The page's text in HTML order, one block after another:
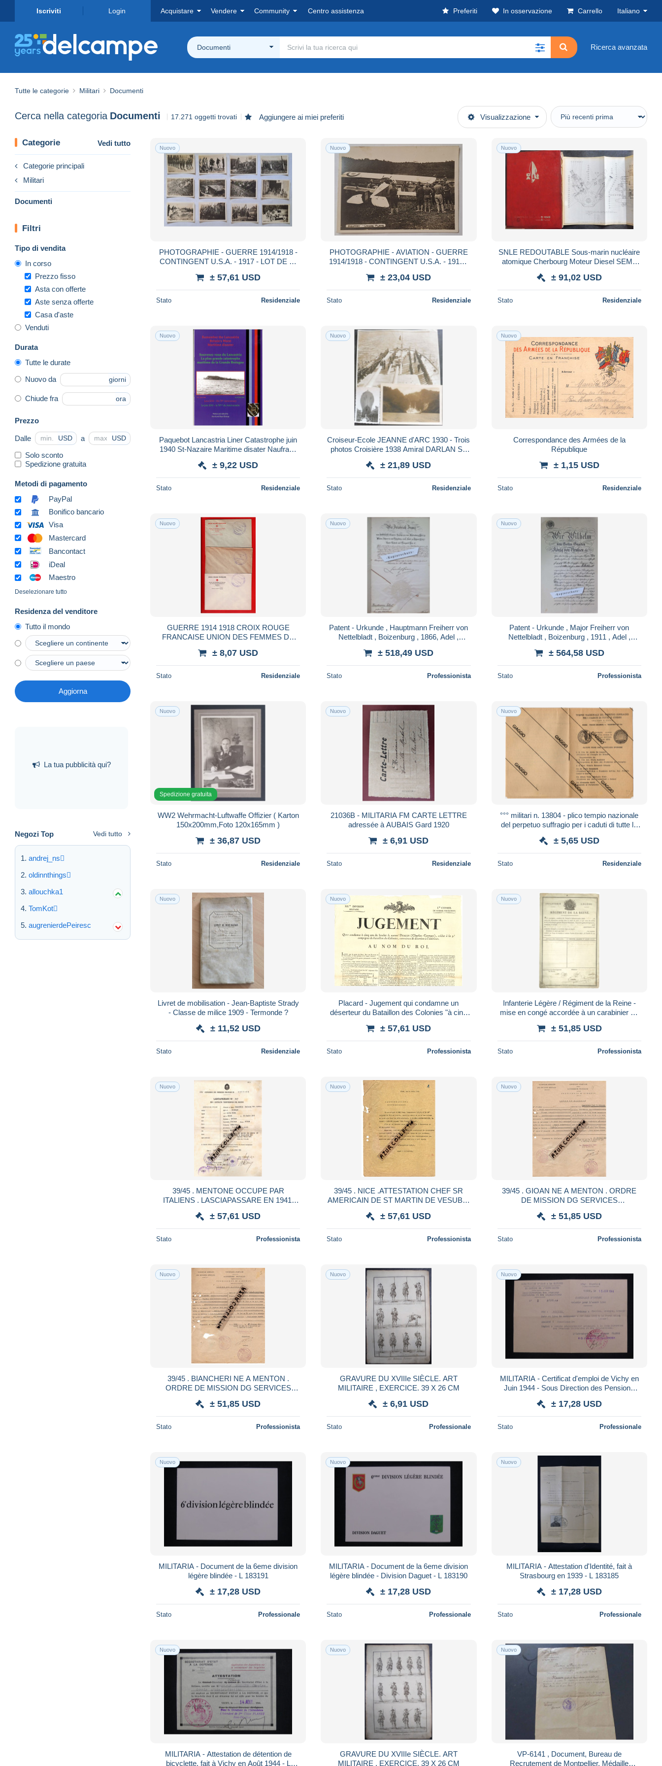
Iscriviti Login Acquistare Vendere Community Centro assistenza Preferiti In osservazione Carrello Italiano
Documenti Ricerca avanzata
Tutte le categorie Militari Documenti
Cerca nella categoria Documenti 17.271 oggetti trovati Aggiungere ai miei preferiti Visualizzazione
Categorie Vedi tutto
Categorie principali
Militari
Documenti
Filtri
Tipo di vendita
In corso
Prezzo fisso
Asta con offerte
Aste senza offerte
Casa d'aste
Venduti
Durata
Tutte le durate
Nuovo da giorni
Chiude fra ora
Prezzo
Dalle USD a USD
Solo sconto
Spedizione gratuita
Metodi di pagamento
PayPal
Bonifico bancario
Visa
Mastercard
Bancontact
iDeal
Maestro
Deselezionare tutto
Residenza del venditore
Tutto il mondo
Aggiorna
La tua pubblicità qui?
Negozi Top Vedi tutto
andrej_ns
oldinnthings
allouchka1
TomKot
augrenierdePeiresc
Nuovo
PHOTOGRAPHIE - GUERRE 1914/1918 -
CONTINGENT U.S.A. - 1917 - LOT DE 41
SCENE DE VIE ETC
± 57,61 USD
Stato Residenziale
Nuovo
PHOTOGRAPHIE - AVIATION - GUERRE
1914/1918 - CONTINGENT U.S.A. - 1917 -
- TROUPE
± 23,04 USD
Stato Residenziale
Nuovo
SNLE REDOUTABLE Sous-marin nucléaire
atomique Cherbourg Moteur Diesel SEMT
± 91,02 USD
Stato Residenziale
Nuovo
Paquebot Lancastria Liner Catastrophe juin
1940 St-Nazaire Maritime disater Naufrage
± 9,22 USD
Stato Residenziale
Nuovo
Croiseur-Ecole JEANNE d'ARC 1930 - Trois
photos Croisière 1938 Amiral DARLAN St-
± 21,89 USD
Stato Residenziale
Nuovo
Correspondance des Armées de la
République
± 1,15 USD
Stato Residenziale
Nuovo
GUERRE 1914 1918 CROIX ROUGE
FRANCAISE UNION DES FEMMES DE
MALMAISON INFIRMIERE MEDECIN
± 8,07 USD
Stato Residenziale
Nuovo
Patent - Urkunde , Hauptmann Freiherr von
Nettelbladt , Boizenburg , 1866, Adel ,
± 518,49 USD
Stato Professionista
Nuovo
Patent - Urkunde , Major Freiherr von
Nettelbladt , Boizenburg , 1911 , Adel ,
± 564,58 USD
Stato Professionista
Nuovo
Spedizione gratuita
WW2 Wehrmacht-Luftwaffe Offizier ( Karton
150x200mm,Foto 120x165mm )
± 36,87 USD
Stato Residenziale
Nuovo
21036B - MILITARIA FM CARTE LETTRE
adressée à AUBAIS Gard 1920
± 6,91 USD
Stato Residenziale
Nuovo
°°° militari n. 13804 - plico tempio nazionale
del perpetuo suffragio per i caduti di tutte le
± 5,65 USD
Stato Residenziale
Nuovo
Livret de mobilisation - Jean-Baptiste Strady
- Classe de milice 1909 - Termonde ?
± 11,52 USD
Stato Residenziale
Nuovo
Placard - Jugement qui condamne un
déserteur du Bataillon des Colonies "à cinq
± 57,61 USD
Stato Professionista
Nuovo
Infanterie Légère / Régiment de la Reine -
mise en congé accordée à un carabinier de
± 51,85 USD
Stato Professionista
Nuovo
39/45 . MENTONE OCCUPE PAR
ITALIENS . LASCIAPASSARE EN 1941.
± 57,61 USD
Stato Professionista
Nuovo
39/45 . NICE .ATTESTATION CHEF SR
AMERICAIN DE ST MARTIN DE VESUBIE
± 57,61 USD
Stato Professionista
Nuovo
39/45 . GIOAN NE A MENTON . ORDRE
DE MISSION DG SERVICES
FRENCH MILITARY
± 51,85 USD
Stato Professionista
Nuovo
39/45 . BIANCHERI NE A MENTON .
ORDRE DE MISSION DG SERVICES
FRENCH MILITARY
± 51,85 USD
Stato Professionista
Nuovo
GRAVURE DU XVIIIe SIÈCLE. ART
MILITAIRE , EXERCICE. 39 X 26 CM
± 6,91 USD
Stato Professionale
Nuovo
MILITARIA - Certificat d'emploi de Vichy en
Juin 1944 - Sous Direction des Pensions
± 17,28 USD
Stato Professionale
Nuovo
MILITARIA - Document de la 6eme division
légère blindée - L 183191
± 17,28 USD
Stato Professionale
Nuovo
MILITARIA - Document de la 6eme division
légère blindée - Division Daguet - L 183190
± 17,28 USD
Stato Professionale
Nuovo
MILITARIA - Attestation d'Identité, fait à
Strasbourg en 1939 - L 183185
± 17,28 USD
Stato Professionale
Nuovo
MILITARIA - Attestation de détention de
bicyclette, fait à Vichy en Août 1944 - L
Nuovo
GRAVURE DU XVIIIe SIÈCLE. ART
MILITAIRE , EXERCICE. 39 X 26 CM
Nuovo
VP-6141 , Document, Bureau de
Recrutement de Montpellier, Médaille